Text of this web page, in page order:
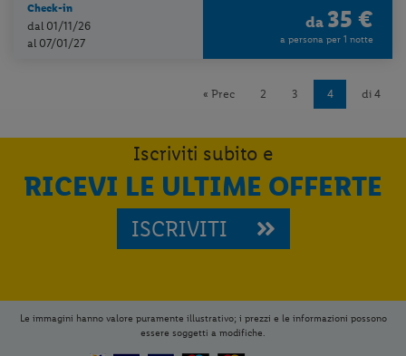
Check-in
dal 01/11/26
al 07/01/27
da 35 €
a persona per 1 notte
« Prec 2 3 4 di 4
Iscriviti subito e
RICEVI LE ULTIME OFFERTE
ISCRIVITI
Le immagini hanno valore puramente illustrativo; i prezzi e le informazioni possono
essere soggetti a modifiche.